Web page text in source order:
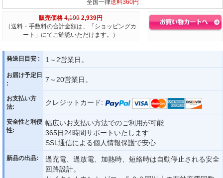
全国一律送料360円
販売価格 4,199 2,939円
（送料・手数料の合計金額は、「ショッピングカ
ート」にてご確認いただけます。）
発送日目安 : 1～2営業日。
お届け予定日
:
7～20営業日。
お支払い方
法:
クレジットカード:
安全性と利便
性:
幅広いお支払い方法でのご利用が可能
365日24時間サポートいたします
SSL通信による個人情報保護で安心
新品の出品:
過充電、過放電、加熱時、短絡時は自動停止される安全
回路設計。